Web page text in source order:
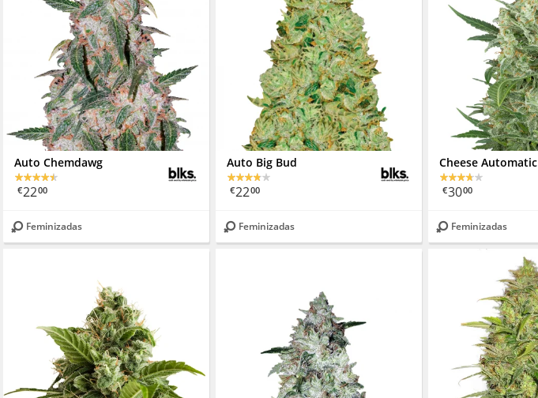
Auto Chemdawg
€2200
Feminizadas
Auto Big Bud
€2200
Feminizadas
Cheese Automatic
€3000
Feminizadas